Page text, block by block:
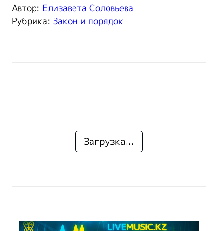
Автор: Елизавета Соловьева
Рубрика: Закон и порядок
Загрузка...